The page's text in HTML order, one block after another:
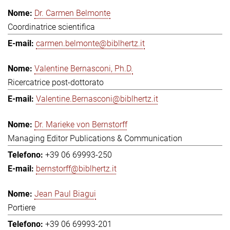
Dr. Carmen Belmonte
Coordinatrice scientifica
carmen.belmonte@biblhertz.it
Valentine Bernasconi, Ph.D.
Ricercatrice post-dottorato
Valentine.Bernasconi@biblhertz.it
Dr. Marieke von Bernstorff
Managing Editor Publications & Communication
+39 06 69993-250
bernstorff@biblhertz.it
Jean Paul Biagui
Portiere
+39 06 69993-201